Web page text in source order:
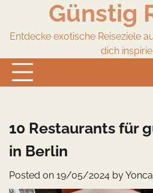
content
Günstig
Entdecke exotische Reiseziele
dich
10 Restaurants für
in Berlin
Posted on 19/05/2024 byYonca